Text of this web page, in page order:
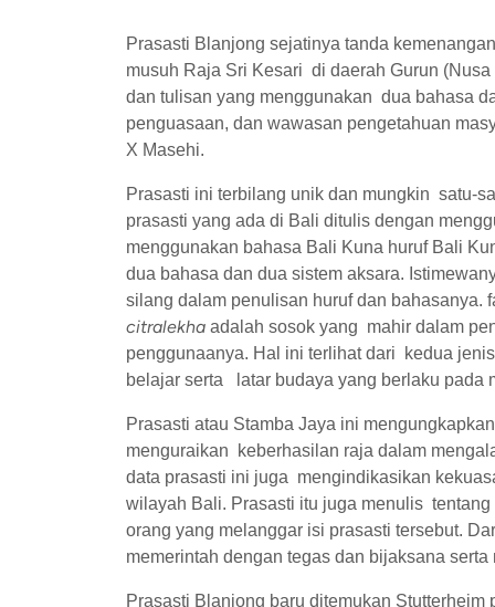
Prasasti Blanjong sejatinya tanda
musuh Raja Sri Kesari di daerah Gurun
dan tulisan yang menggunakan dua bahasa
penguasaan, dan wawasan pengetahuan
X Masehi.
Prasasti ini terbilang unik dan mungkin satu-
prasasti yang ada di Bali ditulis dengan
menggunakan bahasa Bali Kuna huruf Bali
dua bahasa dan dua sistem aksara.
silang dalam penulisan huruf dan bahasanya.
citralekha adalah sosok yang mahir dalam
penggunaanya. Hal ini terlihat dari kedua
belajar serta latar budaya yang berlaku pada
Prasasti atau Stamba Jaya ini
menguraikan keberhasilan raja dalam
data prasasti ini juga mengindikasikan
wilayah Bali. Prasasti itu juga menulis
orang yang melanggar isi prasasti tersebut.
memerintah dengan tegas dan bijaksana
Prasasti Blanjong baru ditemukan